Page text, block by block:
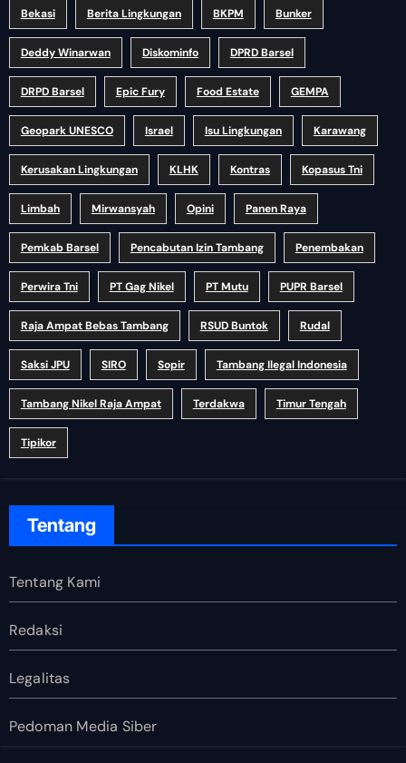
Bekasi Berita Lingkungan BKPM Bunker
Deddy Winarwan Diskominfo DPRD Barsel
DRPD Barsel Epic Fury Food Estate GEMPA
Geopark UNESCO Israel Isu Lingkungan Karawang
Kerusakan Lingkungan KLHK Kontras Kopasus Tni
Limbah Mirwansyah Opini Panen Raya
Pemkab Barsel Pencabutan Izin Tambang Penembakan
Perwira Tni PT Gag Nikel PT Mutu PUPR Barsel
Raja Ampat Bebas Tambang RSUD Buntok Rudal
Saksi JPU SIRO Sopir Tambang Ilegal Indonesia
Tambang Nikel Raja Ampat Terdakwa Timur Tengah
Tipikor
Tentang
Tentang Kami
Redaksi
Legalitas
Pedoman Media Siber